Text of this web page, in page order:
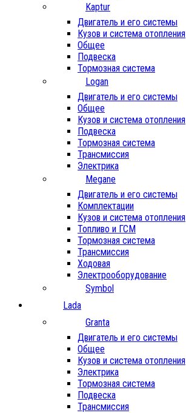
Kaptur
Двигатель и его системы
Кузов и система отопления
Общее
Подвеска
Тормозная система
Logan
Двигатель и его системы
Общее
Кузов и система отопления
Подвеска
Тормозная система
Трансмиссия
Электрика
Megane
Двигатель и его системы
Комплектации
Кузов и система отопления
Топливо и ГСМ
Тормозная система
Трансмиссия
Ходовая
Электрооборудование
Symbol
Lada
Granta
Двигатель и его системы
Общее
Кузов и система отопления
Электрика
Тормозная система
Подвеска
Трансмиссия